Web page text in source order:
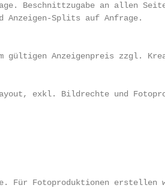
Beschnittzugabe an allen
Anzeigen-Splits auf Anfrage.
gültigen Anzeigenpreis zzgl.
exkl. Bildrechte und
Für Fotoproduktionen